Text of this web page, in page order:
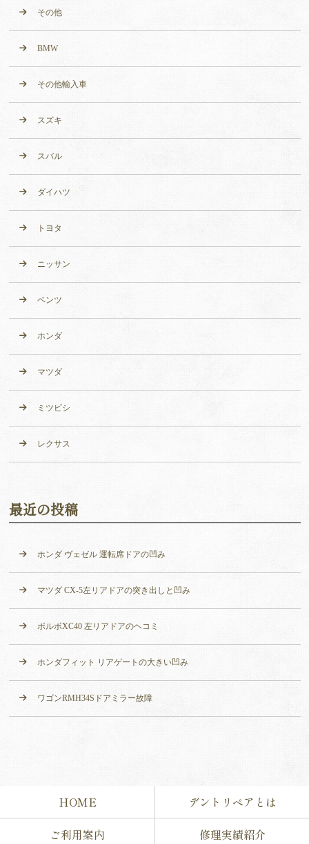
その他
BMW
その他輸入車
スズキ
スバル
ダイハツ
トヨタ
ニッサン
ベンツ
ホンダ
マツダ
ミツビシ
レクサス
最近の投稿
ホンダ ヴェゼル 運転席ドアの凹み
マツダ CX-5左リアドアの突き出しと凹み
ボルボXC40 左リアドアのヘコミ
ホンダフィット リアゲートの大きい凹み
ワゴンRMH34Sドアミラー故障
HOME
デントリペアとは
ご利用案内
修理実績紹介